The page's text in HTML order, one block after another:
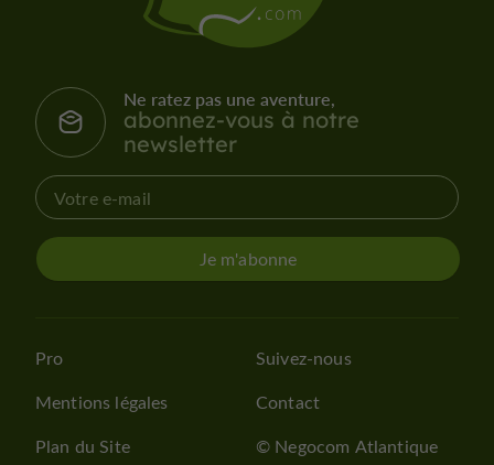
Ne ratez pas une aventure,
abonnez-vous à notre
newsletter
Je m'abonne
Pro
Mentions légales
Plan du Site
Suivez-nous
Contact
© Negocom Atlantique